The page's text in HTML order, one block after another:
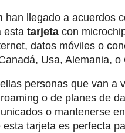
han llegado a acuerdos
esta tarjeta con
datos móviles o
Usa, Alemania, o
personas que van a
o de planes de
o mantenerse
tarjeta es perfecta